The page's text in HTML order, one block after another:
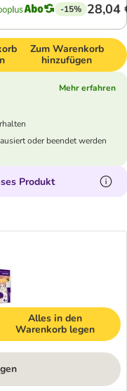
-15% 28,04
Zum Warenkorb
hinzufügen
Mehr erfahren
oder beendet werden
Produkt
Alles in den
Warenkorb legen